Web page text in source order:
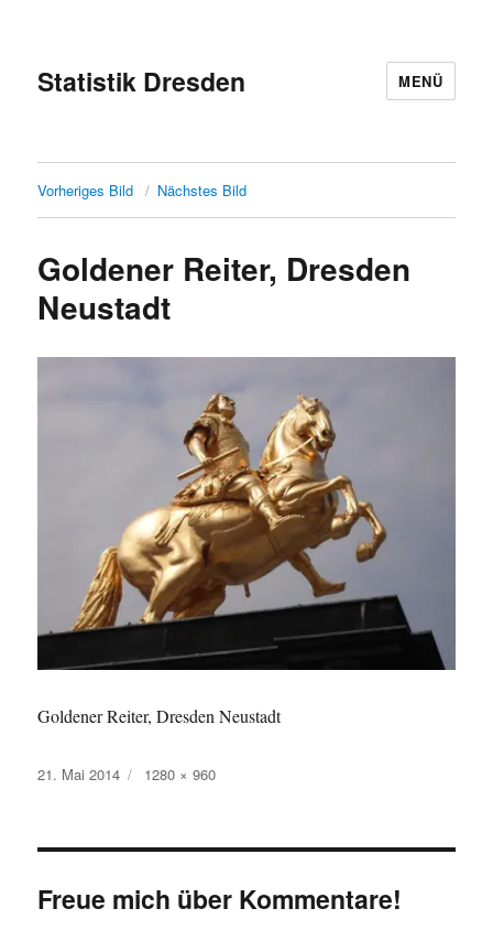
Statistik Dresden MENÜ
Vorheriges Bild Nächstes Bild
Goldener Reiter, Dresden
Neustadt
Goldener Reiter, Dresden Neustadt
Veröffentlicht
21. Mai 2014 Originalgröße
1280 × 960
Freue mich über Kommentare!